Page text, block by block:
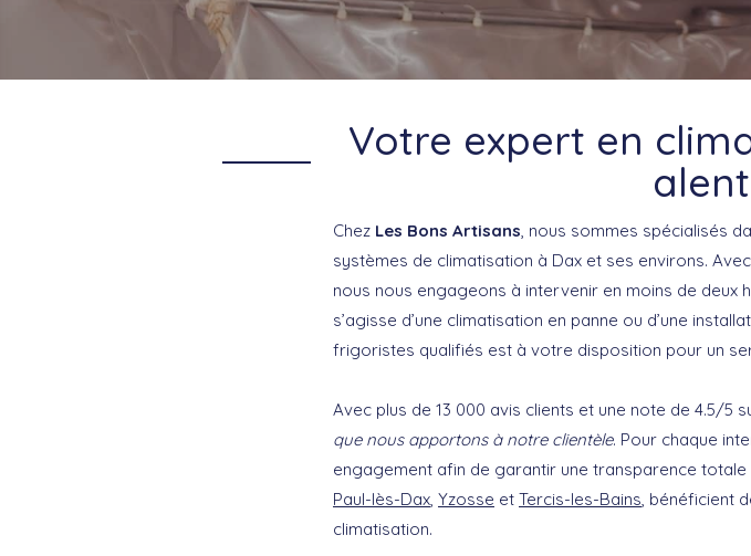
Votre expert en
Chez Les Bons Artisans, nous sommes spécialisés
systèmes de climatisation à Dax et ses environs.
nous nous engageons à intervenir en moins de deux
s’agisse d’une climatisation en panne ou d’une
frigoristes qualifiés est à votre disposition pour un
Avec plus de 13 000 avis clients et une note de 4.5/5
que nous apportons à notre clientèle. Pour chaque
engagement afin de garantir une transparence
Paul-lès-Dax, Yzosse et Tercis-les-Bains, bénéficient
climatisation.